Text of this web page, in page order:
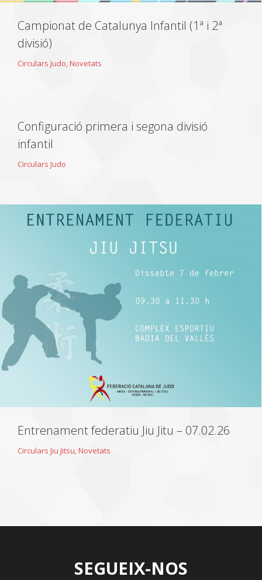
Campionat de Catalunya Infantil (1ª i 2ª
divisió)
Circulars Judo Novetats
Configuració primera i segona divisió
infantil
Circulars Judo
Entrenament federatiu Jiu Jitu – 07.02.26
Circulars Jiu Jitsu,Novetats
SEGUEIX-NOS